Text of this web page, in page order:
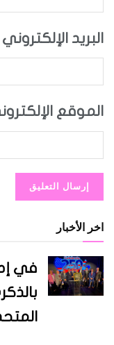
البريد الإلكتروني
الموقع
اخر الأخبار
في